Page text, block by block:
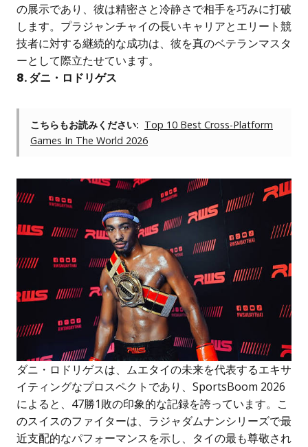
の展示であり、彼は精密さと冷静さで相手を巧みに打破
します。プラジャンチャイの長いキャリアとエリート競
技者に対する継続的な成功は、彼を真のベテランマスタ
ーとして際立たせています。
8. ダニ・ロドリゲス
こちらもお読みください: Top 10 Best Cross-Platform
Games In The World 2026
ダニ・ロドリゲスは、ムエタイの未来を代表するエキサ
イティングなプロスペクトであり、SportsBoom 2026
によると、47勝1敗の印象的な記録を誇っています。こ
のスイスのファイターは、ラジャダムナンシリーズで最
近支配的なパフォーマンスを示し、タイの最も尊敬され